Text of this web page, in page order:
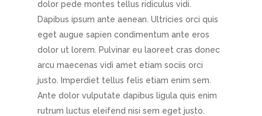
dolor pede montes tellus ridiculus vidi.
Dapibus ipsum ante aenean. Ultricies orci quis
eget augue sapien condimentum ante eros
dolor ut lorem. Pulvinar eu laoreet cras donec
arcu maecenas vidi amet etiam sociis orci
justo. Imperdiet tellus felis etiam enim sem.
Ante dolor vulputate dapibus ligula quis enim
rutrum luctus eleifend nisi sem eget justo.